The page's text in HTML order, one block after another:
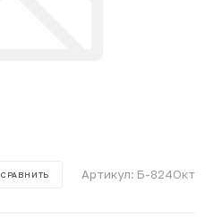
СРАВНИТЬ Артикул: Б-824Окт